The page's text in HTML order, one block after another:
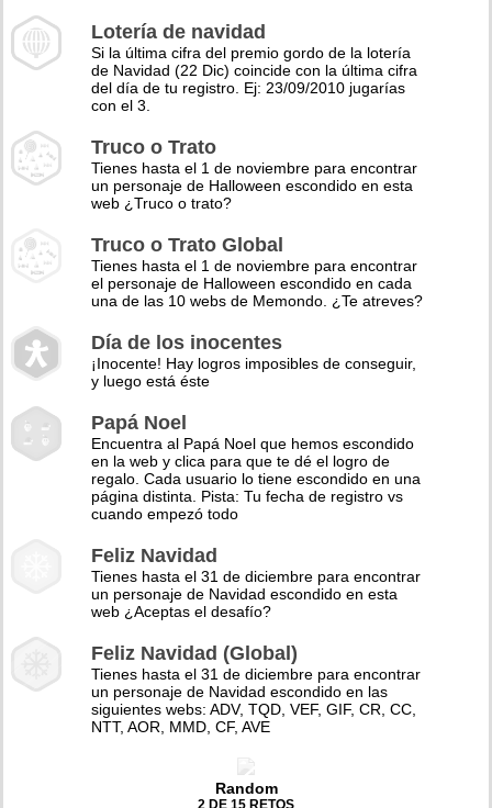
Lotería de navidad
Si la última cifra del premio gordo de la lotería
de Navidad (22 Dic) coincide con la última cifra
del día de tu registro. Ej: 23/09/2010 jugarías
con el 3.
Truco o Trato
Tienes hasta el 1 de noviembre para encontrar
un personaje de Halloween escondido en esta
web ¿Truco o trato?
Truco o Trato Global
Tienes hasta el 1 de noviembre para encontrar
el personaje de Halloween escondido en cada
una de las 10 webs de Memondo. ¿Te atreves?
Día de los inocentes
¡Inocente! Hay logros imposibles de conseguir,
y luego está éste
Papá Noel
Encuentra al Papá Noel que hemos escondido
en la web y clica para que te dé el logro de
regalo. Cada usuario lo tiene escondido en una
página distinta. Pista: Tu fecha de registro vs
cuando empezó todo
Feliz Navidad
Tienes hasta el 31 de diciembre para encontrar
un personaje de Navidad escondido en esta
web ¿Aceptas el desafío?
Feliz Navidad (Global)
Tienes hasta el 31 de diciembre para encontrar
un personaje de Navidad escondido en las
siguientes webs: ADV, TQD, VEF, GIF, CR, CC,
NTT, AOR, MMD, CF, AVE
Random
2 DE 15 RETOS